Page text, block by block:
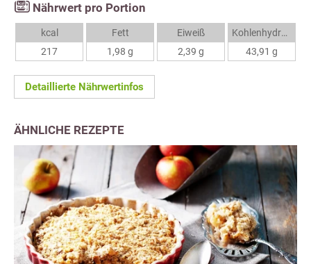
Nährwert pro Portion
kcal
217
Fett
1,98 g
Eiweiß
2,39 g
Kohlenhydrate
43,91 g
Detaillierte Nährwertinfos
ÄHNLICHE REZEPTE